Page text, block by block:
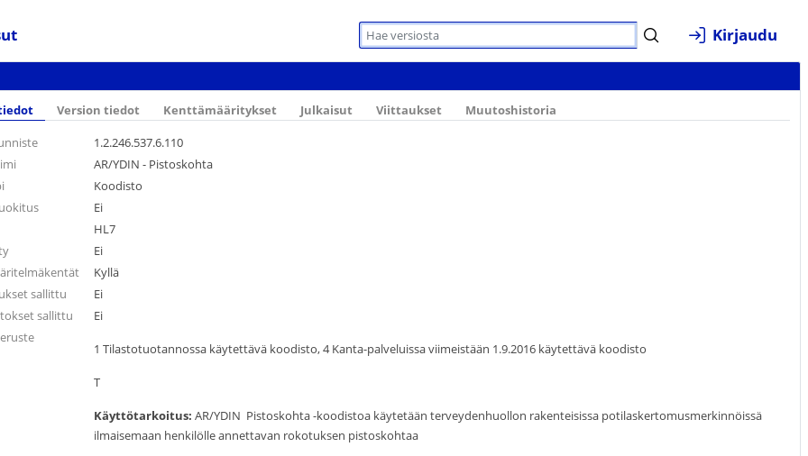
Kirjaudu
Version tiedot Kenttämääritykset Julkaisut Viittaukset Muutoshistoria
1.2.246.537.6.110
AR/YDIN - Pistoskohta
Koodisto
Ei
HL7
Ei
Kyllä
sallittu
Ei
sallittu
Ei
1 Tilastotuotannossa käytettävä koodisto, 4 Kanta-palveluissa viimeistään 1.9.2016 käytettävä koodisto
T
Käyttötarkoitus: AR/YDIN  Pistoskohta -koodistoa käytetään terveydenhuollon rakenteisissa potilaskertomusmerkinnöissä
ilmaisemaan henkilölle annettavan rokotuksen pistoskohtaa